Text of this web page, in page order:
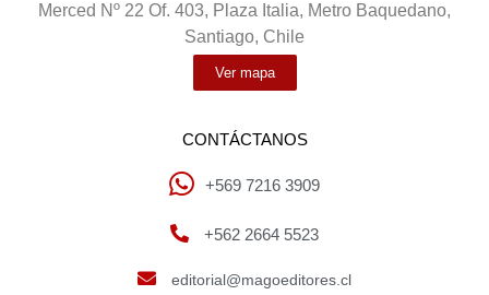
Merced Nº 22 Of. 403, Plaza Italia, Metro Baquedano,
Santiago, Chile
Ver mapa
CONTÁCTANOS
+569 7216 3909
+562 2664 5523
editorial@magoeditores.cl